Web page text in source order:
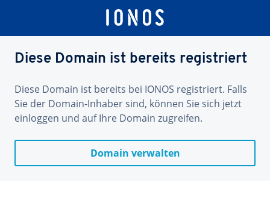
Diese Domain ist bereits registriert
Diese Domain ist bereits bei IONOS registriert. Falls
Sie der Domain-Inhaber sind, können Sie sich jetzt
einloggen und auf Ihre Domain zugreifen.
Domain verwalten